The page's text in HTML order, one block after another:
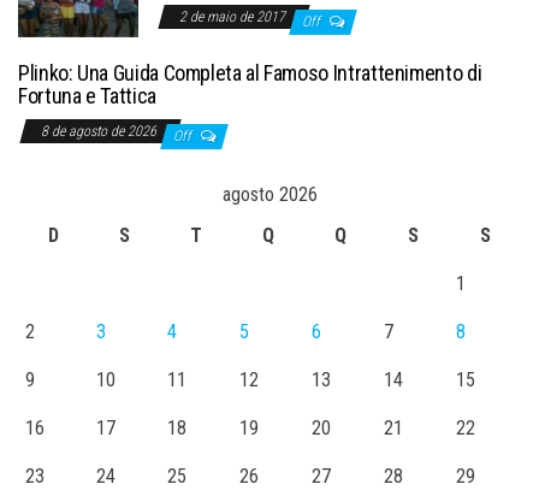
2 de maio de 2017 Off
Plinko: Una Guida Completa al Famoso Intrattenimento di
Fortuna e Tattica
8 de agosto de 2026 Off
agosto 2026
D
S T Q Q S S
1
2 3 4 5 6 7 8
9 10 11 12 13 14 15
16 17 18 19 20 21 22
23 24 25 26 27 28 29